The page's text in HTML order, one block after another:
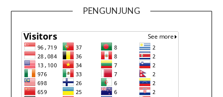
PENGUNJUNG